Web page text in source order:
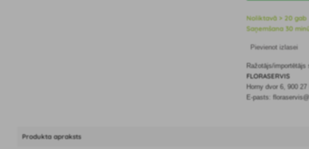
Noliktavā > 20 gab
Saņemšana 30
Pievienot izlasei
Ražotājs/importētājs
FLORASERVIS
Horny dvor 6, 900
E-pasts:
Produkta apraksts